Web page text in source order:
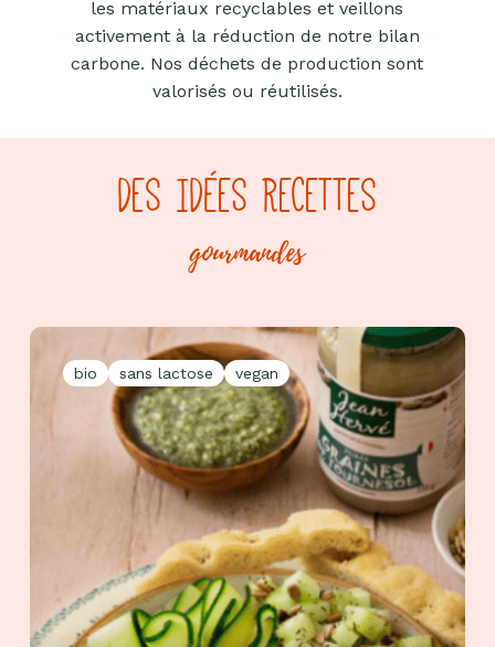
les matériaux recyclables et veillons
activement à la réduction de notre bilan
carbone. Nos déchets de production sont
valorisés ou réutilisés.
DES IDÉES RECETTES
gourmandes
bio sans lactose vegan